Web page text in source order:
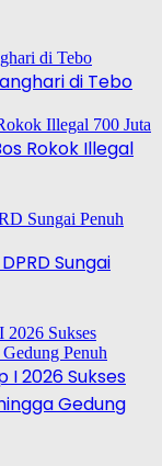
di Tebo
Rokok Illegal
Sungai
I 2026 Sukses
Gedung